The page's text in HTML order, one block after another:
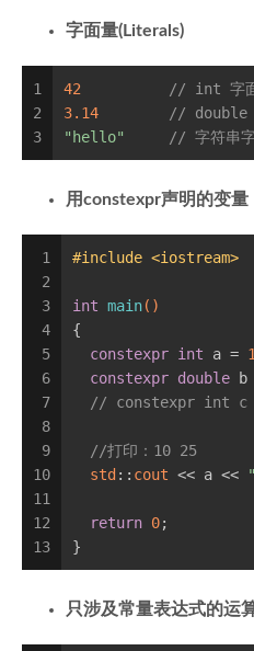
字面量(Literals)
1
2
3
42
// int 字
3.14
// double
"hello"
// 字符串
用constexpr声明的变量
1
2
3
4
5
6
7
8
9
10
11
12
13
#include <iostream>
int main()
{
constexpr int a =
constexpr double b
// constexpr int
//打印：10 25
std :: cout << a <<
return 0;
}
只涉及常量表达式的运